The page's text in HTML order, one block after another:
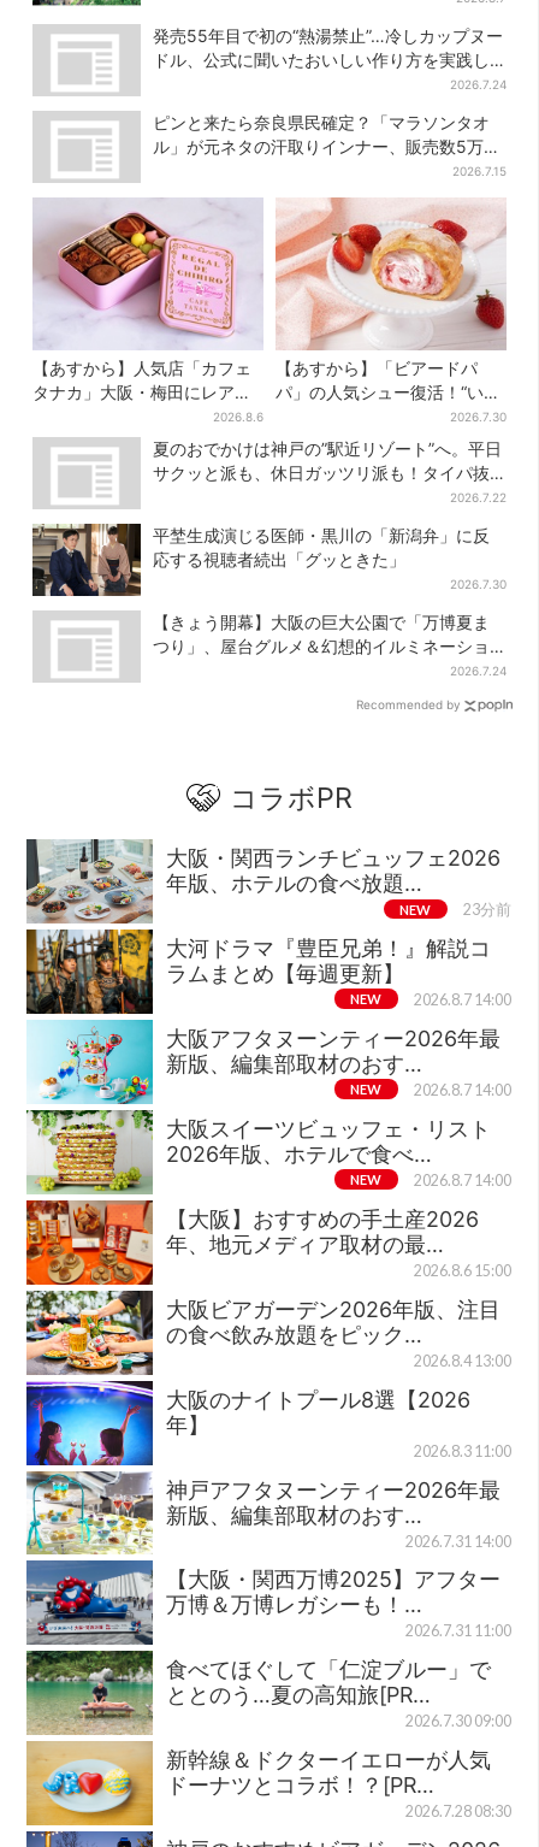
発売55年目で初の“熱湯禁止”…冷しカップヌー
ドル、公式に聞いたおいしい作り方を実践し
2026.7.24
ピンと来たら奈良県民確定？「マラソンタオ
ル」が元ネタの汗取りインナー、販売数5万枚
2026.7.15
【あすから】人気店「カフェ
タナカ」大阪・梅田にレア商
品集結…本店人気パン＆限定
クッキー缶も！ 7日間の夏イ
ベント
2026.8.6
【あすから】「ビアードパ
パ」の人気シュー復活！“いち
ご×チーズケーキ”「待ってま
した」とSNSで大歓喜
2026.7.30
夏のおでかけは神戸の”駅近リゾート”へ。平日
サクッと派も、休日ガッツリ派も！タイパ抜
2026.7.22
平埜生成演じる医師・黒川の「新潟弁」に反
応する視聴者続出「グッときた」
2026.7.30
【きょう開幕】大阪の巨大公園で「万博夏ま
つり」、屋台グルメ＆幻想的イルミネーショ
2026.7.24
Recommended by
コラボPR
大阪・関西ランチビュッフェ2026
年版、ホテルの食べ放題…
NEW 23分前
大河ドラマ『豊臣兄弟！』解説コ
ラムまとめ【毎週更新】
NEW 2026.8.7 14:00
大阪アフタヌーンティー2026年最
新版、編集部取材のおす…
NEW 2026.8.7 14:00
大阪スイーツビュッフェ・リスト
2026年版、ホテルで食べ…
NEW 2026.8.7 14:00
【大阪】おすすめの手土産2026
年、地元メディア取材の最…
2026.8.6 15:00
大阪ビアガーデン2026年版、注目
の食べ飲み放題をピック…
2026.8.4 13:00
大阪のナイトプール8選【2026
年】
2026.8.3 11:00
神戸アフタヌーンティー2026年最
新版、編集部取材のおす…
2026.7.31 14:00
【大阪・関西万博2025】アフター
万博＆万博レガシーも！…
2026.7.31 11:00
食べてほぐして「仁淀ブルー」で
ととのう…夏の高知旅[PR…
2026.7.30 09:00
新幹線＆ドクターイエローが人気
ドーナツとコラボ！？[PR…
2026.7.28 08:30